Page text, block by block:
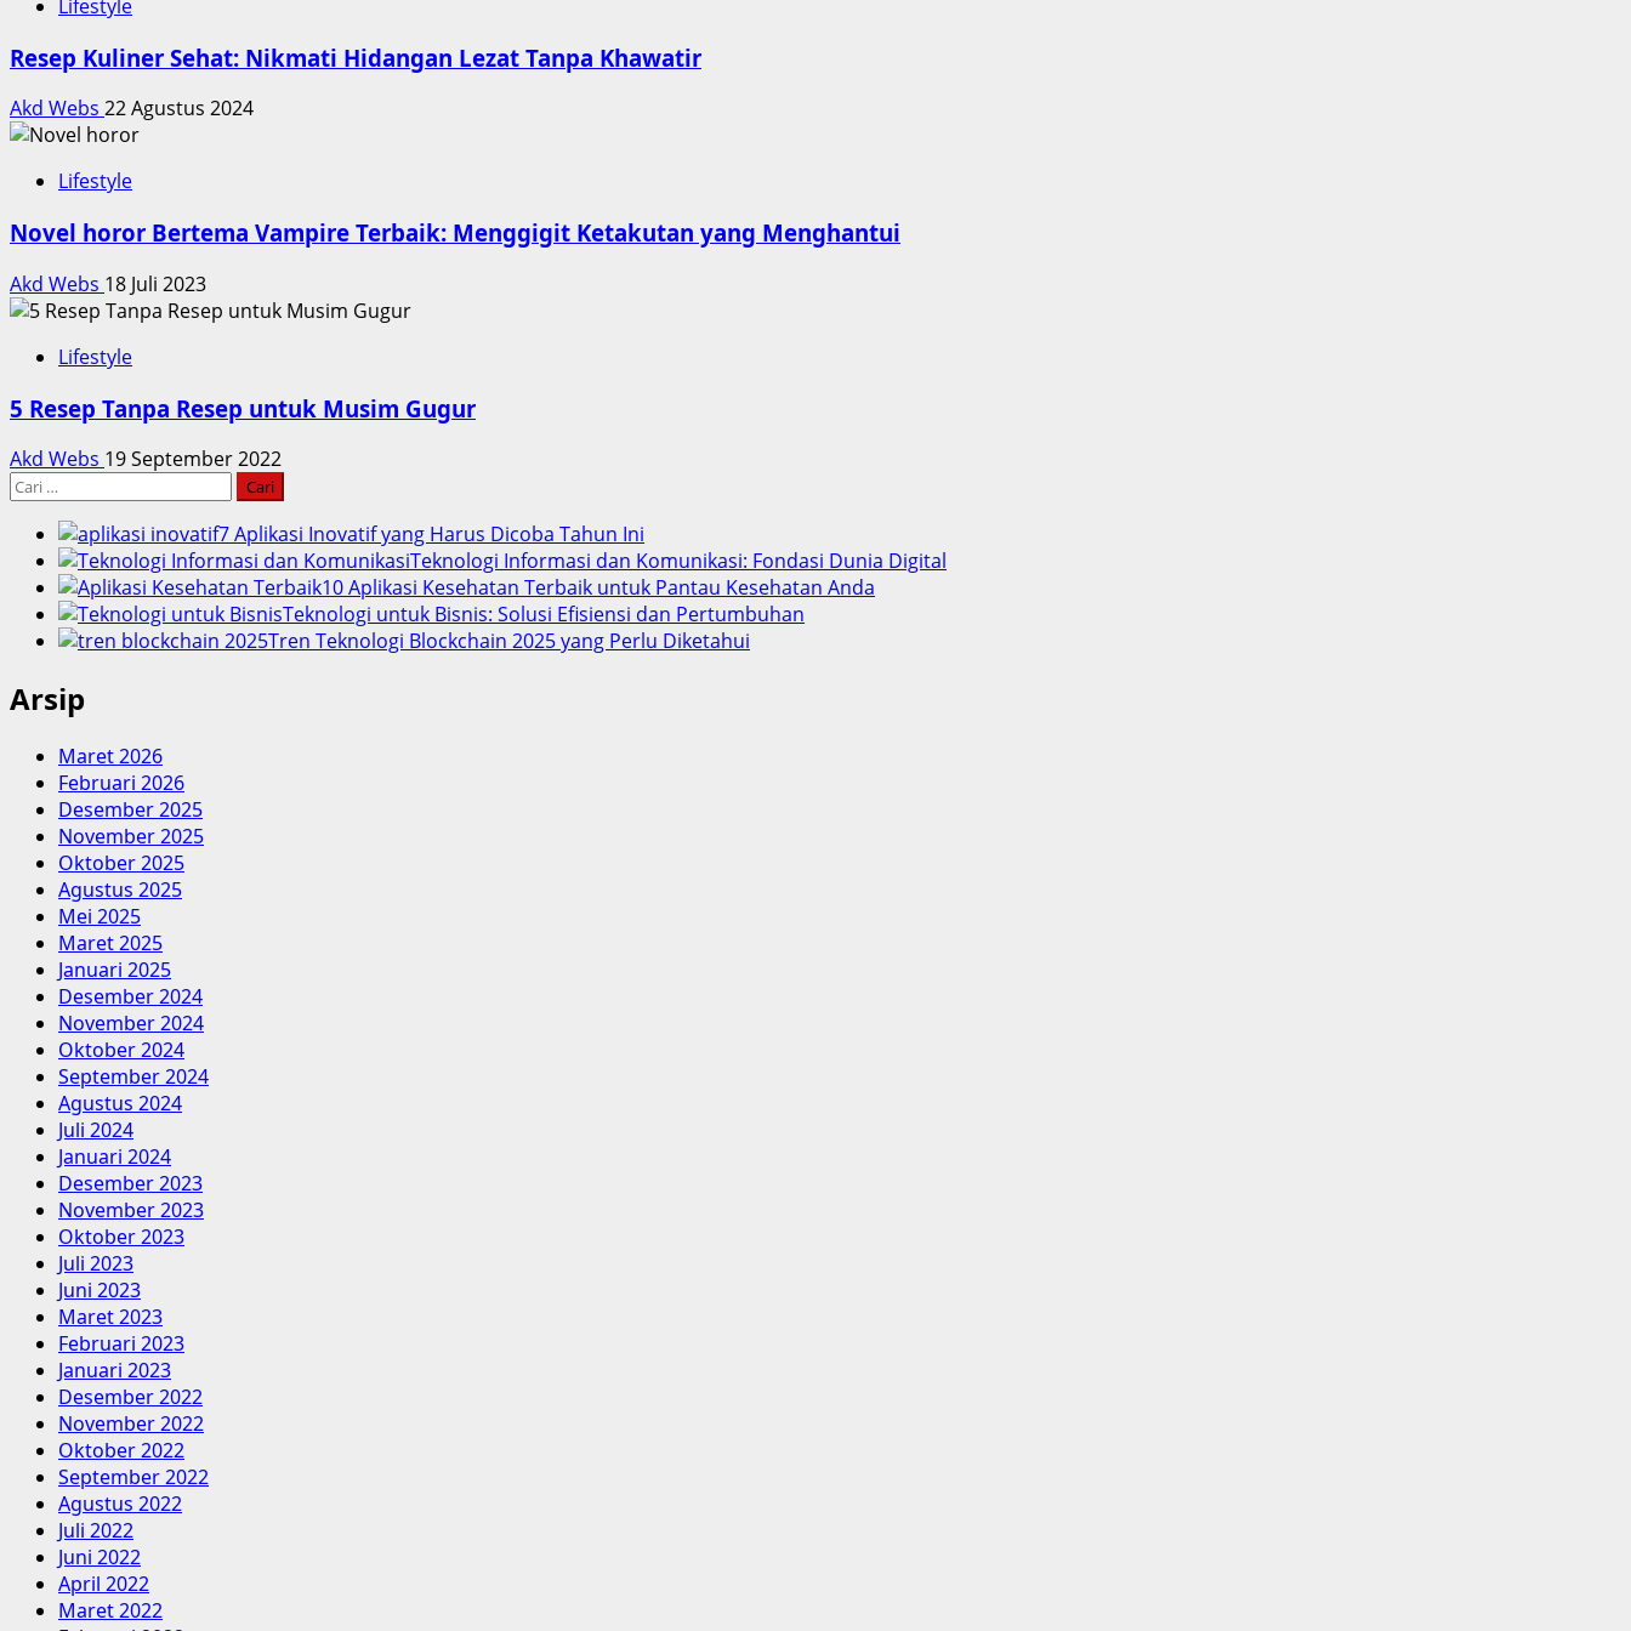
Lifestyle
Resep Kuliner Sehat: Nikmati Hidangan Lezat Tanpa Khawatir
Akd Webs 22 Agustus 2024
Lifestyle
Novel horor Bertema Vampire Terbaik: Menggigit Ketakutan yang Menghantui
Akd Webs 18 Juli 2023
Lifestyle
5 Resep Tanpa Resep untuk Musim Gugur
Akd Webs 19 September 2022
Cari
7 Aplikasi Inovatif yang Harus Dicoba Tahun Ini
Teknologi Informasi dan Komunikasi: Fondasi Dunia Digital
10 Aplikasi Kesehatan Terbaik untuk Pantau Kesehatan Anda
Teknologi untuk Bisnis: Solusi Efisiensi dan Pertumbuhan
Tren Teknologi Blockchain 2025 yang Perlu Diketahui
Arsip
Maret 2026
Februari 2026
Desember 2025
November 2025
Oktober 2025
Agustus 2025
Mei 2025
Maret 2025
Januari 2025
Desember 2024
November 2024
Oktober 2024
September 2024
Agustus 2024
Juli 2024
Januari 2024
Desember 2023
November 2023
Oktober 2023
Juli 2023
Juni 2023
Maret 2023
Februari 2023
Januari 2023
Desember 2022
November 2022
Oktober 2022
September 2022
Agustus 2022
Juli 2022
Juni 2022
April 2022
Maret 2022